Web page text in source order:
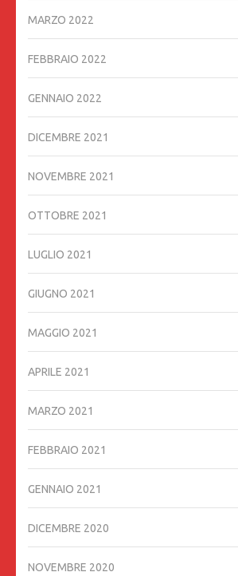
MARZO 2022
FEBBRAIO 2022
GENNAIO 2022
DICEMBRE 2021
NOVEMBRE 2021
OTTOBRE 2021
LUGLIO 2021
GIUGNO 2021
MAGGIO 2021
APRILE 2021
MARZO 2021
FEBBRAIO 2021
GENNAIO 2021
DICEMBRE 2020
NOVEMBRE 2020